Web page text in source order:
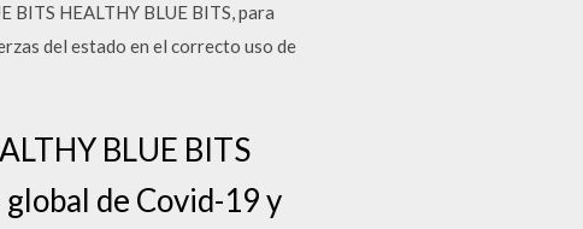
BITS HEALTHY BLUE BITS, para
del estado en el correcto uso de
BLUE BITS
de Covid-19 y